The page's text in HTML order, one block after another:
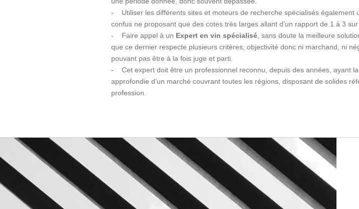
- Utiliser les différents sites et moteurs de recherche spécialisés également
confus ne proposant que des cotes très larges allant d’un rapport de 1 à 3 sur
- Faire appel à un Expert en vin spécialisé , sans doute la meilleure
que ce dernier respecte plusieurs critères, objectivité donc ni marchand, ni
pouvant pas être à la fois juge et parti.
- Cet expert doit être un professionnel reconnu, depuis des années, ayant
approfondie d’un marché couvrant toutes les régions, disposant de solides
profession.